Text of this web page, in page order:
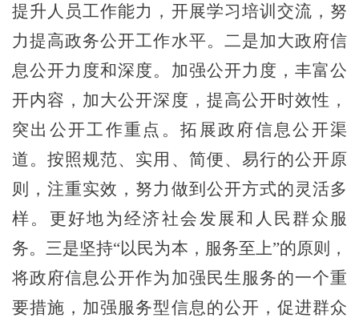
提升人员工作能力，开展学习培训交流，努
力提高政务公开工作水平。二是加大政府信
息公开力度和深度。加强公开力度，丰富公
开内容，加大公开深度，提高公开时效性，
突出公开工作重点。拓展政府信息公开渠
道。按照规范、实用、简便、易行的公开原
则，注重实效，努力做到公开方式的灵活多
样。更好地为经济社会发展和人民群众服
务。三是坚持“以民为本，服务至上”的原则，
将政府信息公开作为加强民生服务的一个重
要措施，加强服务型信息的公开，促进群众